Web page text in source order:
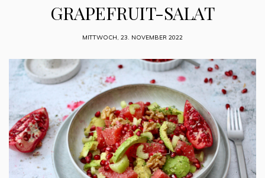
GRAPEFRUIT-SALAT
MITTWOCH, 23. NOVEMBER 2022